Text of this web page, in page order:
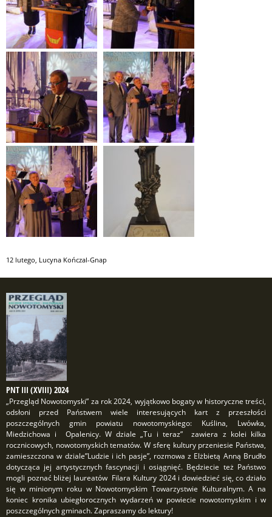
12 lutego Lucyna Kończal-Gnap
PNT III (XVIII) 2024
„Przegląd Nowotomyski” za rok 2024, wyjątkowo bogaty w historyczne treści,
odsłoni przed Państwem wiele interesujących kart z przeszłości
poszczególnych gmin powiatu nowotomyskiego: Kuślina, Lwówka,
Miedzichowa i Opalenicy. W dziale „Tu i teraz” zawiera z kolei kilka
rocznicowych, nowotomyskich tematów. W sferę kultury przeniesie Państwa,
zamieszczona w dziale”Ludzie i ich pasje”, rozmowa z Elżbietą Anną Brudło
dotycząca jej artystycznych fascynacji i osiągnięć. Będziecie też Państwo
mogli poznać bliżej laureatów Filara Kultury 2024 i dowiedzieć się, co działo
się w minionym roku w Nowotomyskim Towarzystwie Kulturalnym. A na
koniec kronika ubiegłorocznych wydarzeń w powiecie nowotomyskim i w
poszczególnych gminach. Zapraszamy do lektury!